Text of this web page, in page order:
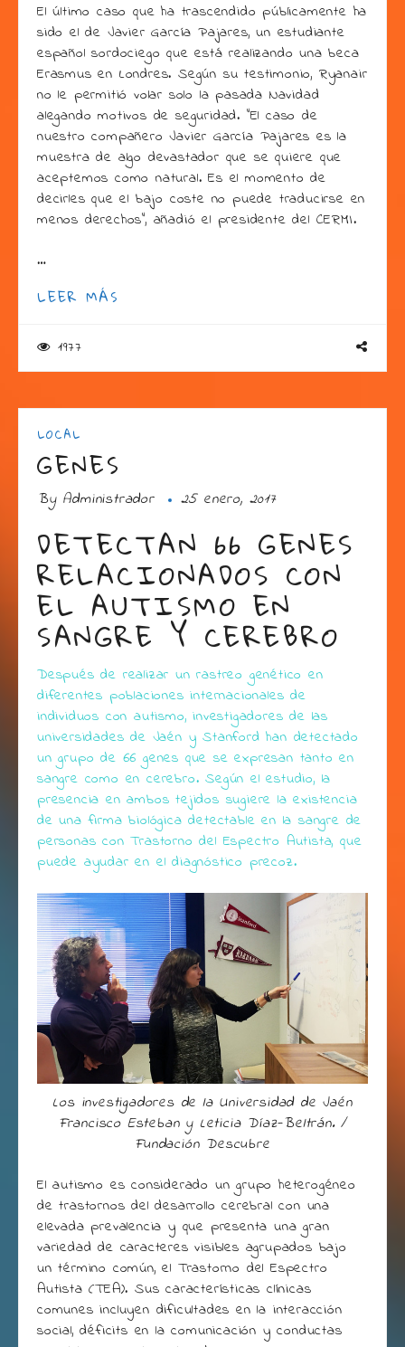
El último caso que ha trascendido públicamente ha
sido el de Javier García Pajares, un estudiante
español sordociego que está realizando una beca
Erasmus en Londres. Según su testimonio, Ryanair
no le permitió volar solo la pasada Navidad
alegando motivos de seguridad. “El caso de
nuestro compañero Javier García Pajares es la
muestra de algo devastador que se quiere que
aceptemos como natural. Es el momento de
decirles que el bajo coste no puede traducirse en
menos derechos”, añadió el presidente del CERMI.
…
LEER MÁS
1977
LOCAL
GENES
By Administrador 25 enero, 2017
DETECTAN 66 GENES
RELACIONADOS CON
EL AUTISMO EN
SANGRE Y CEREBRO
Después de realizar un rastreo genético en
diferentes poblaciones internacionales de
individuos con autismo, investigadores de las
universidades de Jaén y Stanford han detectado
un grupo de 66 genes que se expresan tanto en
sangre como en cerebro. Según el estudio, la
presencia en ambos tejidos sugiere la existencia
de una firma biológica detectable en la sangre de
personas con Trastorno del Espectro Autista, que
puede ayudar en el diagnóstico precoz.
Los investigadores de la Universidad de Jaén
Francisco Esteban y Leticia Díaz-Beltrán. /
Fundación Descubre
El autismo es considerado un grupo heterogéneo
de trastornos del desarrollo cerebral con una
elevada prevalencia y que presenta una gran
variedad de caracteres visibles agrupados bajo
un término común, el Trastorno del Espectro
Autista (TEA). Sus características clínicas
comunes incluyen dificultades en la interacción
social, déficits en la comunicación y conductas